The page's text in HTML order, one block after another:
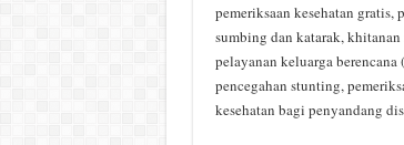
pemeriksaan kesehatan
sumbing dan katarak,
pelayanan keluarga
pencegahan stunting,
kesehatan bagi penyandang